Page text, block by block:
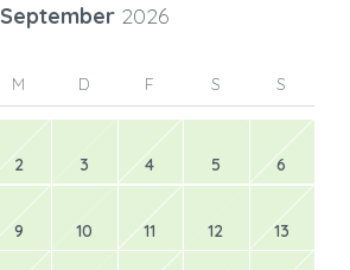
September 2026
M D F S S
2 3 4 5 6
9 10 11 12 13